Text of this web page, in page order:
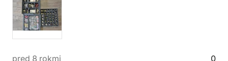
pred 8 rokmi 0